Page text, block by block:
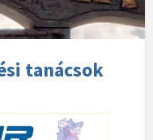
tanácsok